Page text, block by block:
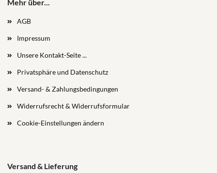
Mehr über...
AGB
Impressum
Unsere Kontakt-Seite ...
Privatsphäre und Datenschutz
Versand- & Zahlungsbedingungen
Widerrufsrecht & Widerrufsformular
Cookie-Einstellungen ändern
Versand & Lieferung